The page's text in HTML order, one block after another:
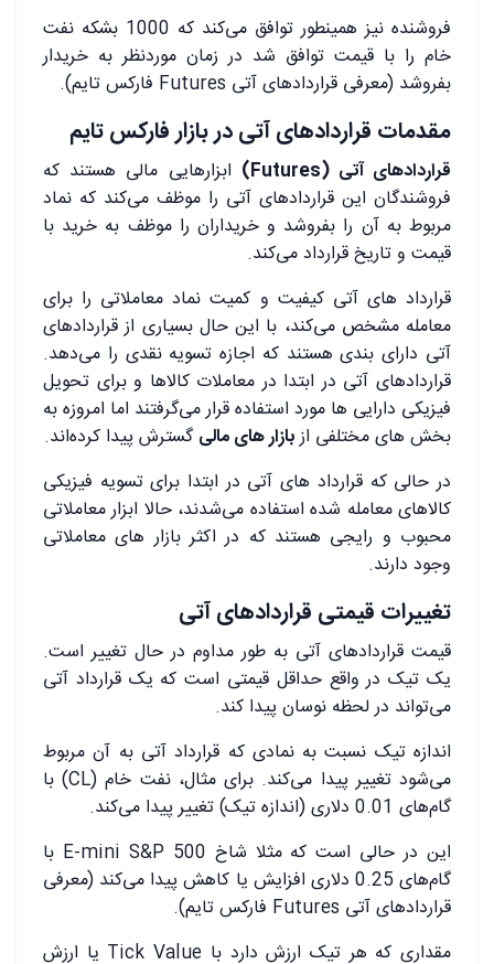
فروشنده نیز همینطور توافق می‌کند که 1000 بشکه نفت
خام را با قیمت توافق شد در زمان موردنظر به خریدار
بفروشد (معرفی قراردادهای آتی Futures فارکس تایم).
مقدمات قراردادهای آتی در بازار فارکس تایم
قراردادهای آتی (Futures)
ابزارهایی مالی هستند که
فروشندگان این قراردادهای آتی را موظف می‌کند که نماد
مربوط به آن را بفروشد و خریداران را موظف به خرید با
قیمت و تاریخ قرارداد می‌کند.
قرارداد های آتی کیفیت و کمیت نماد معاملاتی را برای
معامله مشخص می‌کند، با این حال بسیاری از قراردادهای
آتی دارای بندی هستند که اجازه‌ تسویه‌ نقدی را می‌دهد.
قراردادهای آتی در ابتدا در معاملات کالاها و برای تحویل
فیزیکی دارایی ‌ها مورد استفاده قرار می‌گرفتند اما امروزه به
بخش ‌های مختلفی ازبازار های مالیگسترش پیدا کرده‌اند.
در حالی که قرارداد های آتی در ابتدا برای تسویه فیزیکی
کالاهای معامله شده استفاده می‌شدند، حالا ابزار معاملاتی
محبوب و رایجی هستند که در اکثر بازار های معاملاتی
وجود دارند.
تغییرات قیمتی قراردادهای آتی
قیمت قراردادهای آتی به طور مداوم در حال تغییر است.
یک تیک در واقع حداقل قیمتی است که یک قرارداد آتی
می‌تواند در لحظه نوسان پیدا کند.
اندازه تیک نسبت به نمادی که قرارداد آتی به آن مربوط
می‌شود تغییر پیدا می‌کند. برای مثال، نفت خام (CL) با
گام‌های 0.01 دلاری (اندازه تیک) تغییر پیدا می‌کند.
این در حالی است که مثلا شاخ E-mini S&P 500 با
گام‌های 0.25 دلاری افزایش یا کاهش پیدا می‌کند (معرفی
قراردادهای آتی Futures فارکس تایم).
مقداری که هر تیک ارزش دارد با Tick Value یا ارزش